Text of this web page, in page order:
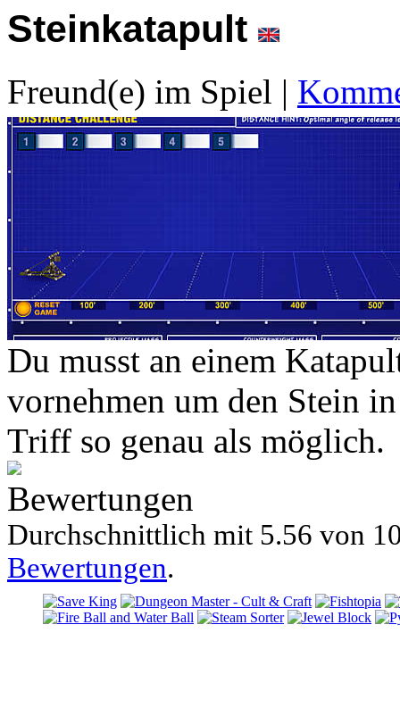
Steinkatapult
Freund(e) im Spiel |
Du musst an einem
vornehmen um den Stein
Triff so genau als möglich.
Bewertungen
Durchschnittlich mit 5.56 von
Bewertungen.